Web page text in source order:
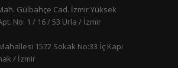
Gülbahçe Cad. İzmir Yüksek
No: 1 / 16 / 53 Urla / İzmir
Mahallesi 1572 Sokak No:33 İç Kapı
/ İzmir